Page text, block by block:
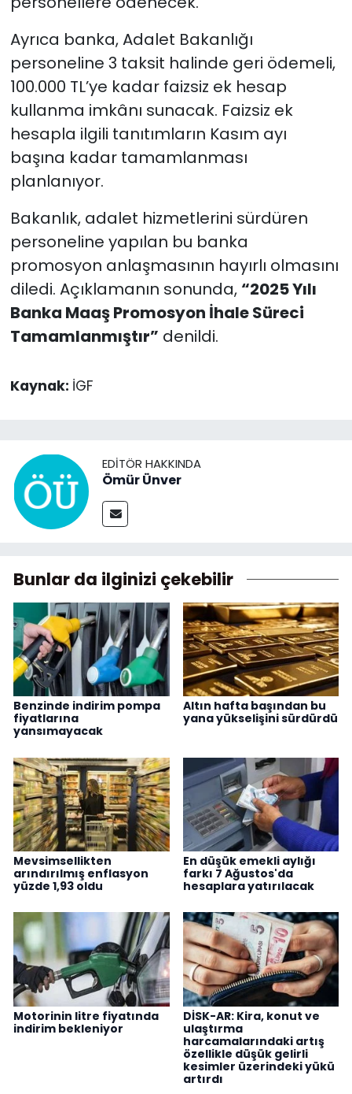
Ayrıca banka, Adalet Bakanlığı
personeline 3 taksit halinde geri ödemeli,
100.000 TL’ye kadar faizsiz ek hesap
kullanma imkânı sunacak. Faizsiz ek
hesapla ilgili tanıtımların Kasım ayı
başına kadar tamamlanması
planlanıyor.
Bakanlık, adalet hizmetlerini sürdüren
personeline yapılan bu banka
promosyon anlaşmasının hayırlı olmasını
diledi. Açıklamanın sonunda, “2025 Yılı
Banka Maaş Promosyon İhale Süreci
Tamamlanmıştır” denildi.
Kaynak: İGF
EDITÖR HAKKINDA
Ömür Ünver
Bunlar da ilginizi çekebilir
Benzinde indirim pompa
fiyatlarına
yansımayacak
Altın hafta başından bu
yana yükselişini sürdürdü
Mevsimsellikten
arındırılmış enflasyon
yüzde 1,93 oldu
En düşük emekli aylığı
farkı 7 Ağustos'da
hesaplara yatırılacak
Motorinin litre fiyatında
indirim bekleniyor
DİSK-AR: Kira, konut ve
ulaştırma
harcamalarındaki artış
özellikle düşük gelirli
kesimler üzerindeki yükü
artırdı